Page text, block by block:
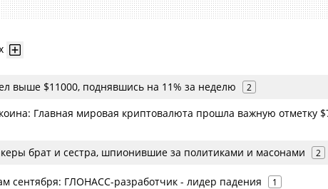
выше $11000, поднявшись на 11% за неделю 2
Главная мировая криптовалюта прошла важную отметку
брат и сестра, шпионившие за политиками и масонами 2
сентября: ГЛОНАСС-разработчик - лидер падения 1